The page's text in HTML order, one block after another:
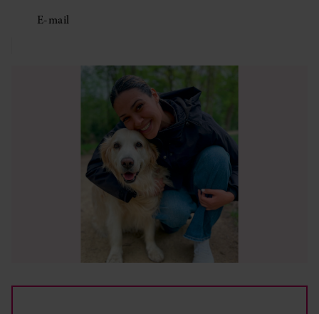
E-mail